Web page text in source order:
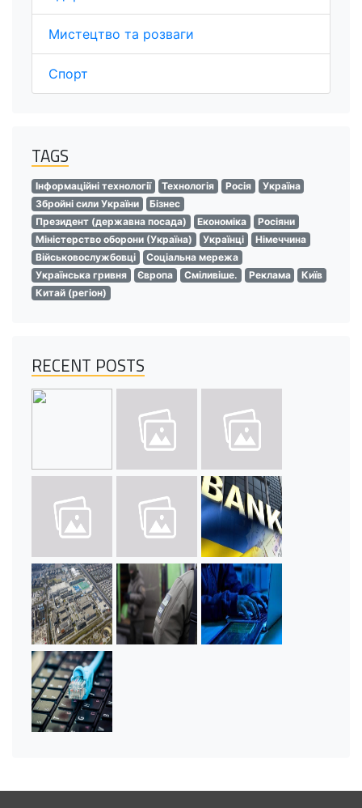
Мистецтво та розваги
Спорт
TAGS
Інформаційні технології Технологія Росія
Україна
Збройні сили України
Бізнес
Президент (державна посада)
Економіка
Росіяни
Міністерство оборони (Україна)
Українці
Німеччина
Військовослужбовці
Соціальна мережа
Українська гривня
Європа Сміливіше. Реклама
Київ
Китай (регіон)
RECENT POSTS